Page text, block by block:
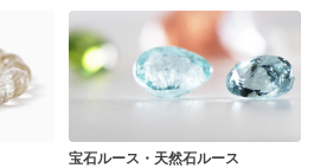
宝石ルース・天然石ルース